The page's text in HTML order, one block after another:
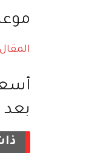
موعد زكاة
المقال
بعد